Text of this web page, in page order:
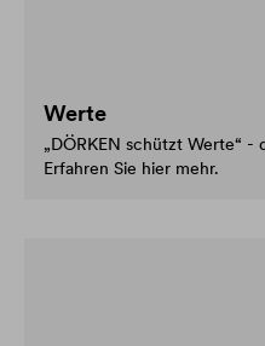
Werte
„DÖRKEN schützt Werte“ -
Erfahren Sie hier mehr.